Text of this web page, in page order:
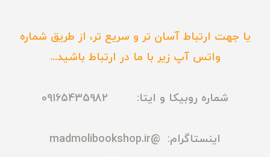
یا جهت ارتباط آسان تر و سریع تر، از طریق شماره
واتس آپ زیر با ما در ارتباط باشید...
شماره روبیکا و ایتا: 09165435982
اینستاگرام: @madmolibookshop.ir